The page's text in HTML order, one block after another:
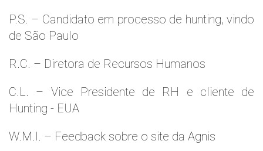
P.S. – Candidato em processo de hunting, vindo
de São Paulo
R.C. – Diretora de Recursos Humanos
C.L. – Vice Presidente de RH e cliente de
Hunting - EUA
W.M.l. – Feedback sobre o site da Agnis